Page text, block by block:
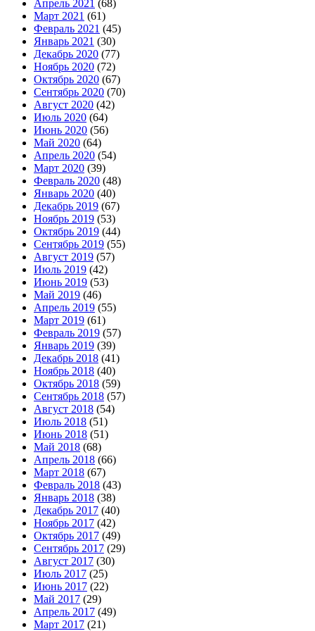
Апрель 2021 (68)
Март 2021 (61)
Февраль 2021 (45)
Январь 2021 (30)
Декабрь 2020 (77)
Ноябрь 2020 (72)
Октябрь 2020 (67)
Сентябрь 2020 (70)
Август 2020 (42)
Июль 2020 (64)
Июнь 2020 (56)
Май 2020 (64)
Апрель 2020 (54)
Март 2020 (39)
Февраль 2020 (48)
Январь 2020 (40)
Декабрь 2019 (67)
Ноябрь 2019 (53)
Октябрь 2019 (44)
Сентябрь 2019 (55)
Август 2019 (57)
Июль 2019 (42)
Июнь 2019 (53)
Май 2019 (46)
Апрель 2019 (55)
Март 2019 (61)
Февраль 2019 (57)
Январь 2019 (39)
Декабрь 2018 (41)
Ноябрь 2018 (40)
Октябрь 2018 (59)
Сентябрь 2018 (57)
Август 2018 (54)
Июль 2018 (51)
Июнь 2018 (51)
Май 2018 (68)
Апрель 2018 (66)
Март 2018 (67)
Февраль 2018 (43)
Январь 2018 (38)
Декабрь 2017 (40)
Ноябрь 2017 (42)
Октябрь 2017 (49)
Сентябрь 2017 (29)
Август 2017 (30)
Июль 2017 (25)
Июнь 2017 (22)
Май 2017 (29)
Апрель 2017 (49)
Март 2017 (21)